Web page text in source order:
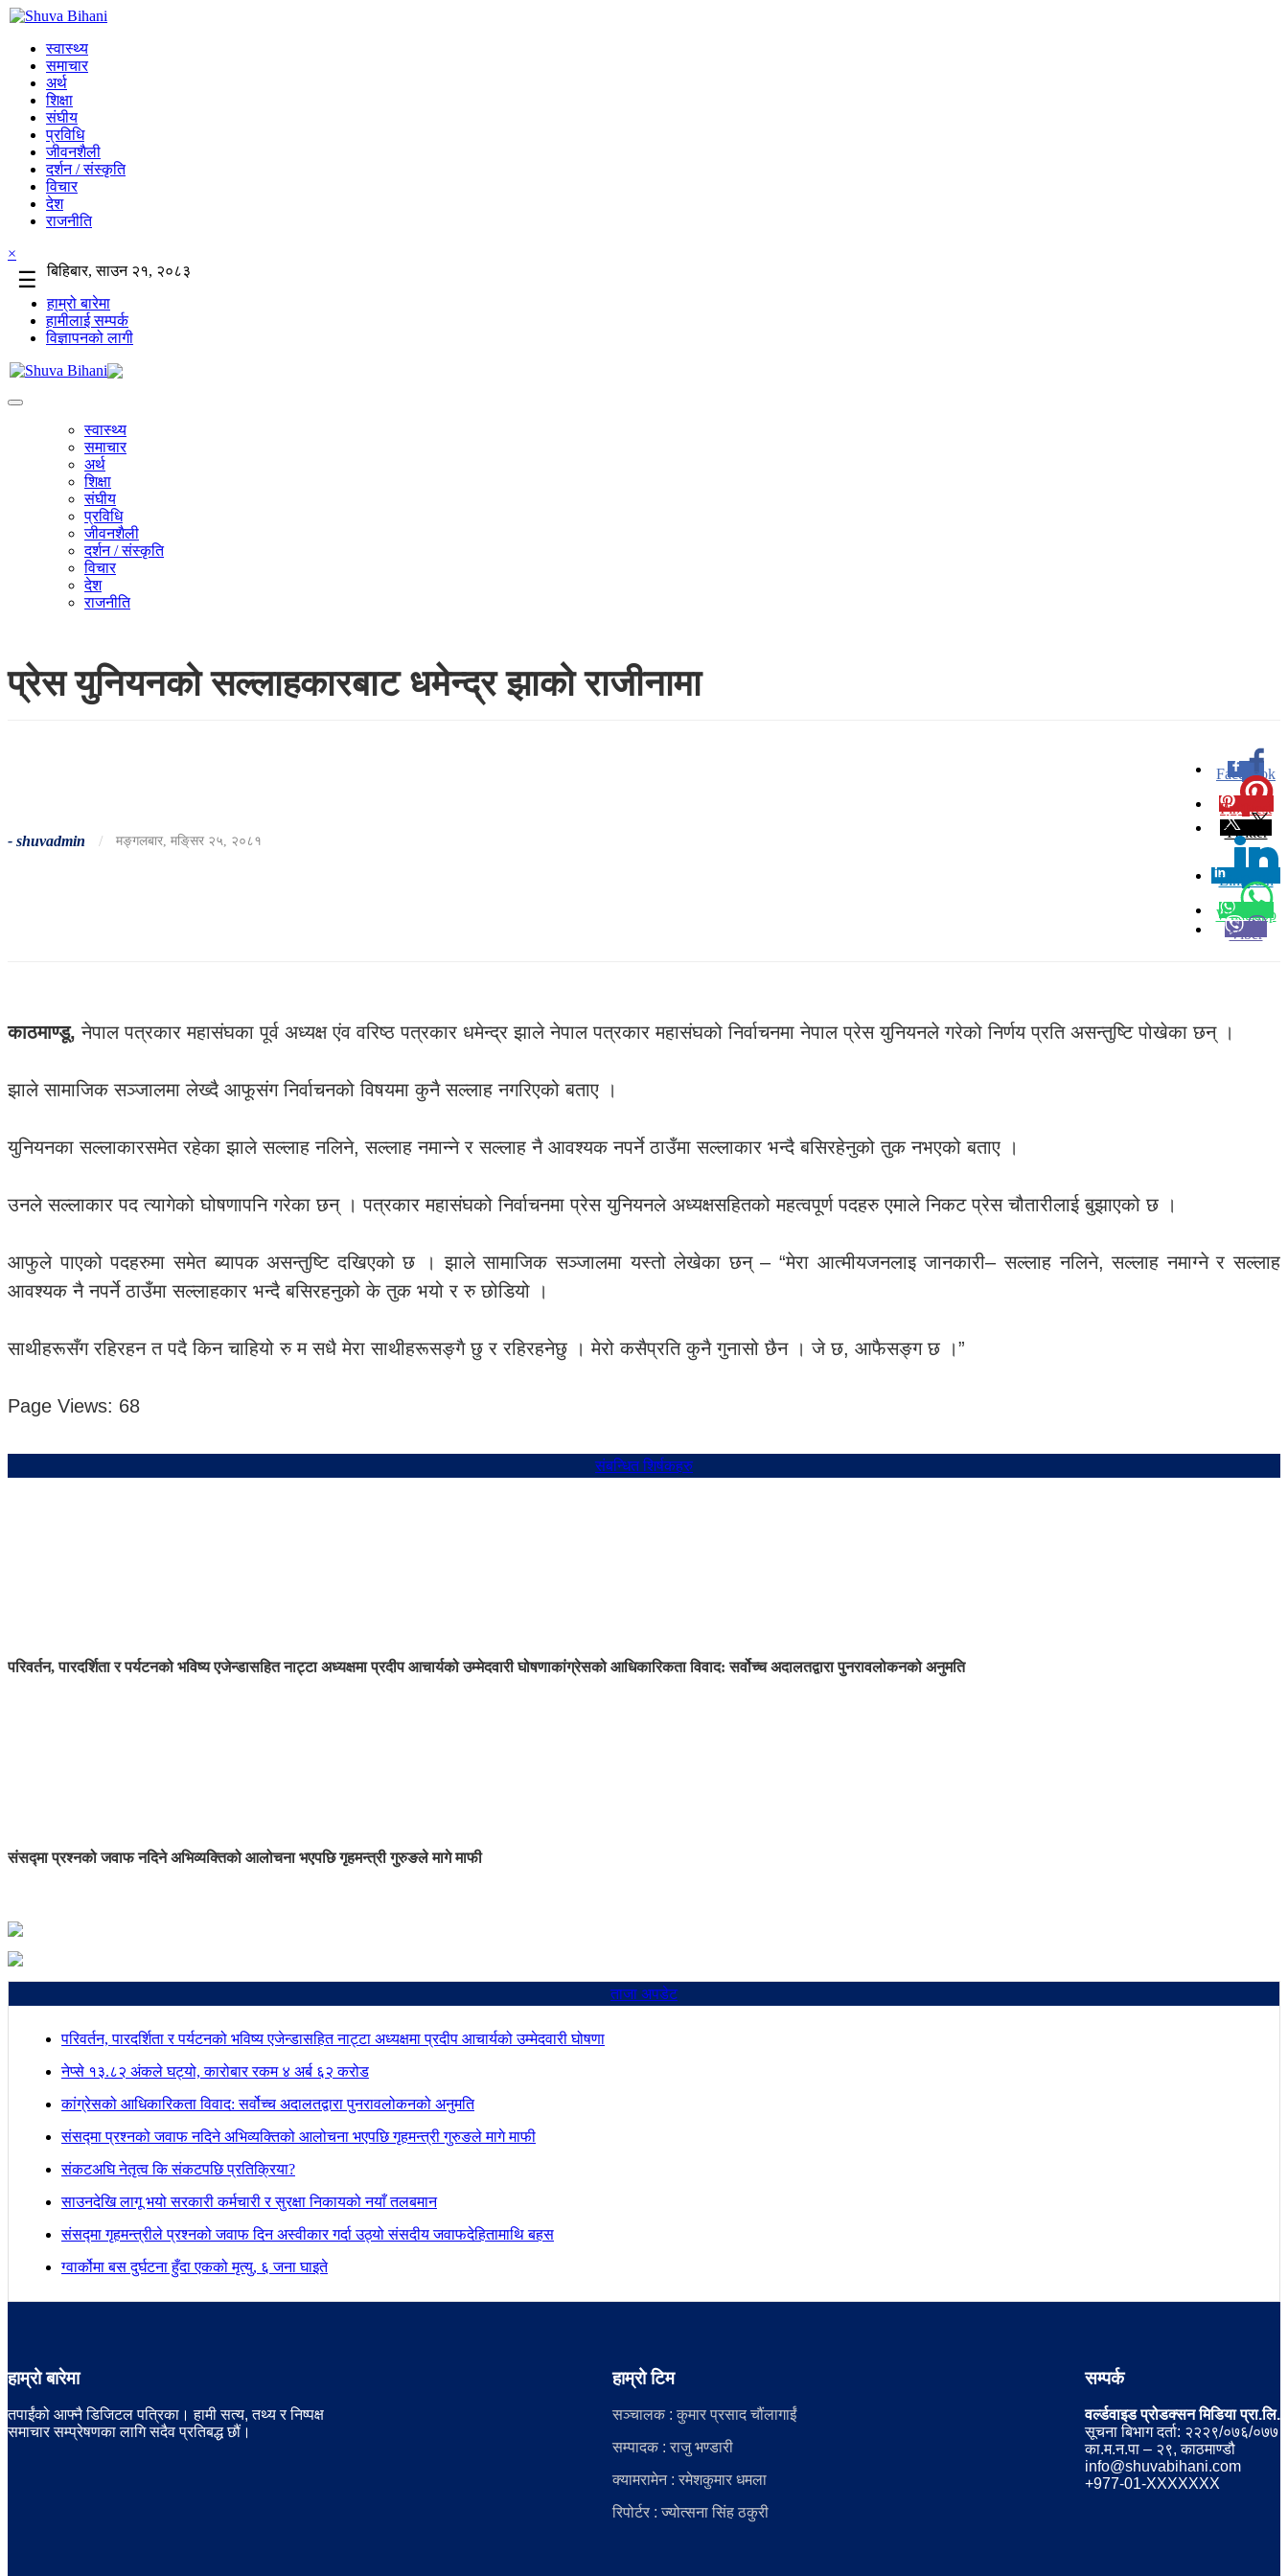
स्वास्थ्य
समाचार
अर्थ
शिक्षा
संघीय
प्रविधि
जीवनशैली
दर्शन / संस्कृति
विचार
देश
राजनीति
×
☰
बिहिबार, साउन २१, २०८३
हाम्रो बारेमा
हामीलाई सम्पर्क
विज्ञापनको लागी
स्वास्थ्य
समाचार
अर्थ
शिक्षा
संघीय
प्रविधि
जीवनशैली
दर्शन / संस्कृति
विचार
देश
राजनीति
प्रेस युनियनको सल्लाहकारबाट धमेन्द्र झाको राजीनामा
- shuvadmin / मङ्गलबार, मङि्सर २५, २०८१
Facebook
0
Pinterest
Twitter
Linkedin
0
Whatsapp
Viber
काठमाण्डू, नेपाल पत्रकार महासंघका पूर्व अध्यक्ष एंव वरिष्ठ पत्रकार धमेन्द्र झाले नेपाल पत्रकार महासंघको निर्वाचनमा नेपाल प्रेस युनियनले गरेको निर्णय प्रति असन्तुष्टि पोखेका छन् ।
झाले सामाजिक सञ्जालमा लेख्दै आफूसंग निर्वाचनको विषयमा कुनै सल्लाह नगरिएको बताए ।
युनियनका सल्लाकारसमेत रहेका झाले सल्लाह नलिने, सल्लाह नमान्ने र सल्लाह नै आवश्यक नपर्ने ठाउँमा सल्लाकार भन्दै बसिरहेनुको तुक नभएको बताए ।
उनले सल्लाकार पद त्यागेको घोषणापनि गरेका छन् । पत्रकार महासंघको निर्वाचनमा प्रेस युनियनले अध्यक्षसहितको महत्वपूर्ण पदहरु एमाले निकट प्रेस चौतारीलाई बुझाएको छ ।
आफुले पाएको पदहरुमा समेत ब्यापक असन्तुष्टि दखिएको छ । झाले सामाजिक सञ्जालमा यस्तो लेखेका छन् – “मेरा आत्मीयजनलाइ जानकारी– सल्लाह नलिने, सल्लाह नमाग्ने र सल्लाह
आवश्यक नै नपर्ने ठाउँमा सल्लाहकार भन्दै बसिरहनुको के तुक भयो र रु छोडियो ।
साथीहरूसँग रहिरहन त पदै किन चाहियो रु म सधै मेरा साथीहरूसङ्गै छु र रहिरहनेछु । मेरो कसैप्रति कुनै गुनासो छैन । जे छ, आफैसङ्ग छ ।”
Page Views: 68
संबन्धित शिर्षकहरु
परिवर्तन, पारदर्शिता र पर्यटनको भविष्य एजेन्डासहित नाट्टा अध्यक्षमा प्रदीप आचार्यको उम्मेदवारी घोषणाकांग्रेसको आधिकारिकता विवाद: सर्वोच्च अदालतद्वारा पुनरावलोकनको अनुमति
संसद्मा प्रश्नको जवाफ नदिने अभिव्यक्तिको आलोचना भएपछि गृहमन्त्री गुरुङले मागे माफी
ताजा अपडेट
परिवर्तन, पारदर्शिता र पर्यटनको भविष्य एजेन्डासहित नाट्टा अध्यक्षमा प्रदीप आचार्यको उम्मेदवारी घोषणा
नेप्से १३.८२ अंकले घट्यो, कारोबार रकम ४ अर्ब ६२ करोड
कांग्रेसको आधिकारिकता विवाद: सर्वोच्च अदालतद्वारा पुनरावलोकनको अनुमति
संसद्मा प्रश्नको जवाफ नदिने अभिव्यक्तिको आलोचना भएपछि गृहमन्त्री गुरुङले मागे माफी
संकटअघि नेतृत्व कि संकटपछि प्रतिक्रिया?
साउनदेखि लागू भयो सरकारी कर्मचारी र सुरक्षा निकायको नयाँ तलबमान
संसद्मा गृहमन्त्रीले प्रश्नको जवाफ दिन अस्वीकार गर्दा उठ्यो संसदीय जवाफदेहितामाथि बहस
ग्वार्कोमा बस दुर्घटना हुँदा एकको मृत्यु, ६ जना घाइते
हाम्रो बारेमा
तपाईंको आफ्नै डिजिटल पत्रिका। हामी सत्य, तथ्य र निष्पक्ष
समाचार सम्प्रेषणका लागि सदैव प्रतिबद्ध छौं।
हाम्रो टिम
सञ्चालक : कुमार प्रसाद चौंलागाईं
सम्पादक : राजु भण्डारी
क्यामरामेन : रमेशकुमार धमला
रिपोर्टर : ज्योत्सना सिंह ठकुरी
सम्पर्क
वर्ल्डवाइड प्रोडक्सन मिडिया प्रा.लि.
सूचना बिभाग दर्ता: २२२९/०७६/०७७
का.म.न.पा – २९, काठमाण्डौ
info@shuvabihani.com
+977-01-XXXXXXX